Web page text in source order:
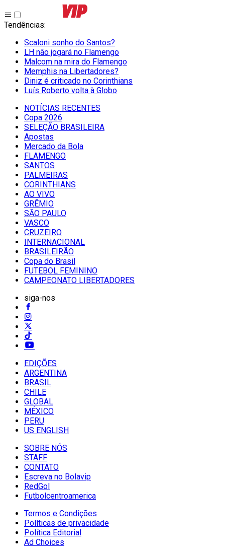
Tendências:
Scaloni sonho do Santos?
LH não jogará no Flamengo
Malcom na mira do Flamengo
Memphis na Libertadores?
Diniz é criticado no Corinthians
Luís Roberto volta à Globo
NOTÍCIAS RECENTES
Copa 2026
SELEÇÃO BRASILEIRA
Apostas
Mercado da Bola
FLAMENGO
SANTOS
PALMEIRAS
CORINTHIANS
AO VIVO
GRÊMIO
SĀO PAULO
VASCO
CRUZEIRO
INTERNACIONAL
BRASILEIRÃO
Copa do Brasil
FUTEBOL FEMININO
CAMPEONATO LIBERTADORES
siga-nos
EDIÇÕES
ARGENTINA
BRASIL
CHILE
GLOBAL
MÉXICO
PERU
US ENGLISH
SOBRE NÓS
STAFF
CONTATO
Escreva no Bolavip
RedGol
Futbolcentroamerica
Termos e Condições
Políticas de privacidade
Política Editorial
Ad Choices